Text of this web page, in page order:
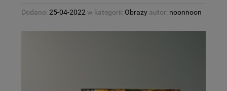
Dodano: 25-04-2022 w kategorii: Obrazy autor: noonnoon